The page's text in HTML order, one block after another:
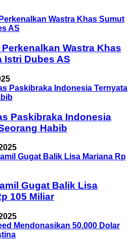
Wastra Khas
Istri Dubes AS
Paskibraka Indonesia
Habib
Gugat Balik Lisa
105 Miliar